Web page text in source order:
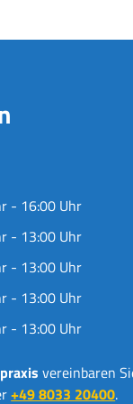
- 16:00 Uhr
- 13:00 Uhr
- 13:00 Uhr
- 13:00 Uhr
- 13:00 Uhr
vereinbaren
+49 8033 20400.